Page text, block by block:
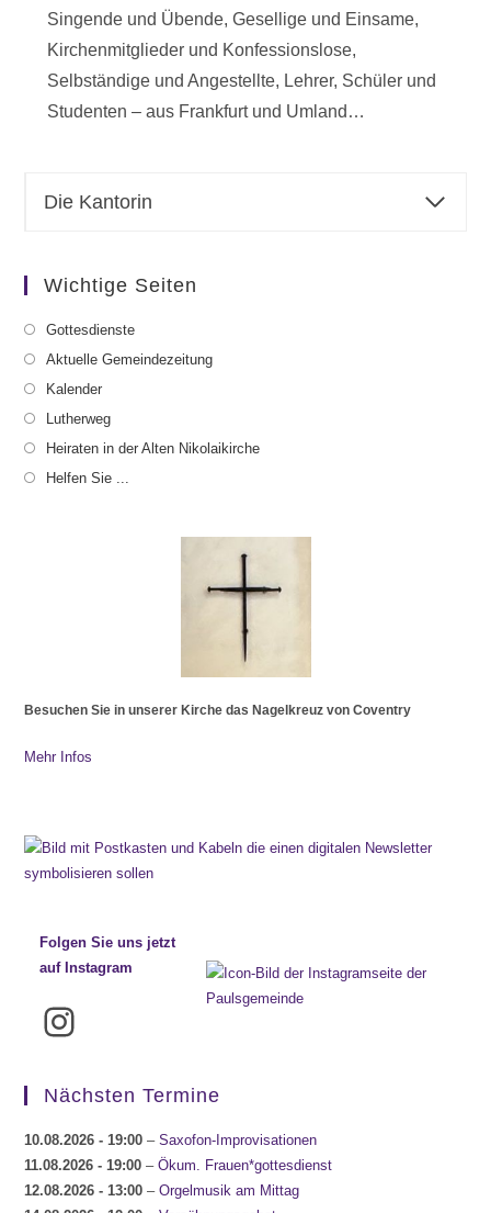
Singende und Übende, Gesellige und Einsame,
Kirchenmitglieder und Konfessionslose,
Selbständige und Angestellte, Lehrer, Schüler und
Studenten – aus Frankfurt und Umland…
Die Kantorin
Wichtige Seiten
Gottesdienste
Aktuelle Gemeindezeitung
Kalender
Lutherweg
Heiraten in der Alten Nikolaikirche
Helfen Sie ...
Besuchen Sie in unserer Kirche das Nagelkreuz von Coventry
Mehr Infos
Folgen Sie uns jetzt
auf Instagram
Instagram
Nächsten Termine
10.08.2026 - 19:00 –Saxofon-Improvisationen
11.08.2026 - 19:00 –Ökum. Frauen*gottesdienst
12.08.2026 - 13:00 –Orgelmusik am Mittag